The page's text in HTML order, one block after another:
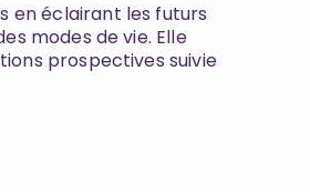
en éclairant les futurs
modes de vie. Elle
prospectives suivie